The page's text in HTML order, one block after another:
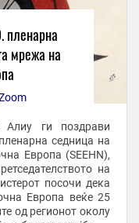
пленарна
мрежа на
Алиу ги поздрави
седница на
Европа (SEEHN),
на
Европа веќе 25
од регионот околу